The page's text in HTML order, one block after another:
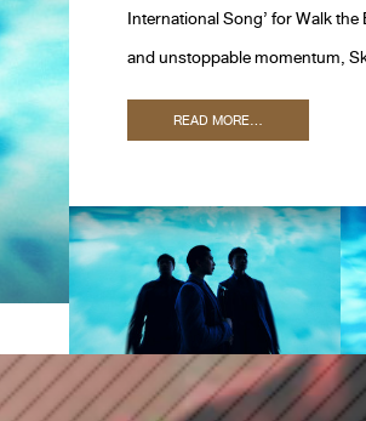
International Song’ for Walk
and unstoppable momentum,
READ MORE...